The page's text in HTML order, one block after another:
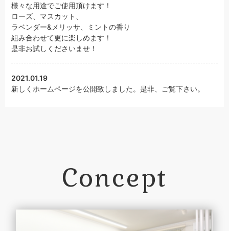
様々な用途でご使用頂けます！
ローズ、マスカット、
ラベンダー&メリッサ、ミントの香り
組み合わせて更に楽しめます！
是非お試しくださいませ！
2021.01.19
新しくホームページを公開致しました。是非、ご覧下さい。
Concept